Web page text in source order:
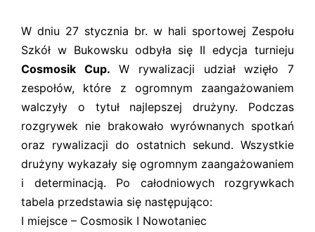
W dniu 27 stycznia br. w hali sportowej Zespołu
Szkół w Bukowsku odbyła się II edycja turnieju
Cosmosik Cup. W rywalizacji udział wzięło 7
zespołów, które z ogromnym zaangażowaniem
walczyły o tytuł najlepszej drużyny. Podczas
rozgrywek nie brakowało wyrównanych spotkań
oraz rywalizacji do ostatnich sekund. Wszystkie
drużyny wykazały się ogromnym zaangażowaniem
i determinacją. Po całodniowych rozgrywkach
tabela przedstawia się następująco:
I miejsce – Cosmosik I Nowotaniec